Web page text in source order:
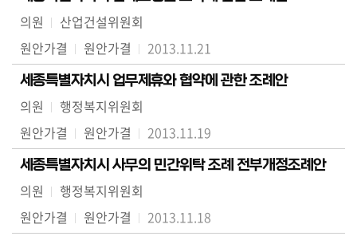
의원
산업건설위원회
원안가결
원안가결 2013.11.21
세종특별자치시 업무제휴와 협약에 관한 조례안
의원
행정복지위원회
원안가결
원안가결 2013.11.19
세종특별자치시 사무의 민간위탁 조례 전부개정조례안
의원
행정복지위원회
원안가결
원안가결 2013.11.18